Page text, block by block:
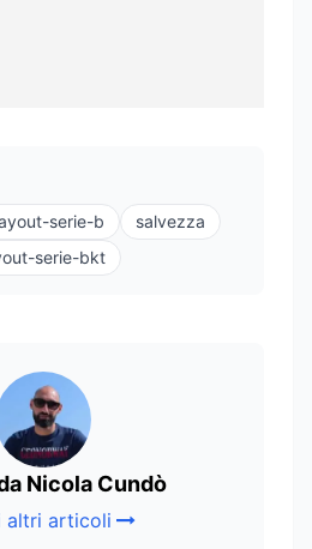
serie-b
salvezza
serie-bkt
Nicola Cundò
altri articoli